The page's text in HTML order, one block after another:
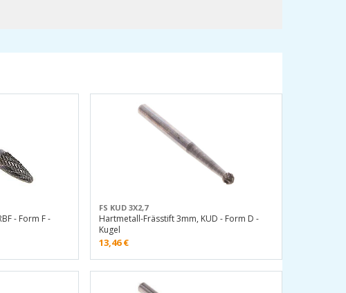
- Form F -
FS KUD 3X2,7
Hartmetall-Frässtift 3mm, KUD - Form D -
Kugel
13,46€